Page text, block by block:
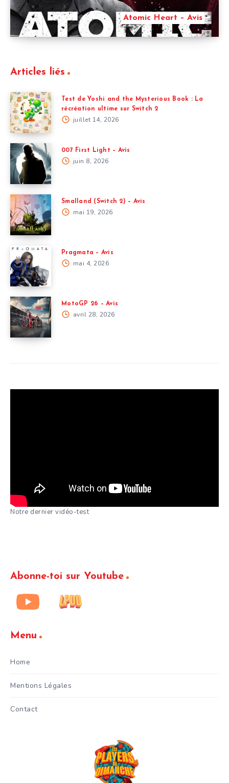
Atomic Heart – Avis
Articles liés
Test de Yoshi and the Mysterious Book : La
récréation ultime sur Switch 2
juillet 14, 2026
007 First Light – Avis
juin 8, 2026
Smalland (Switch 2) – Avis
mai 19, 2026
Pragmata – Avis
mai 4, 2026
MotoGP 26 – Avis
avril 28, 2026
Notre dernier vidéo-test
Abonne-toi sur Youtube
Menu
Home
Mentions Légales
Contact